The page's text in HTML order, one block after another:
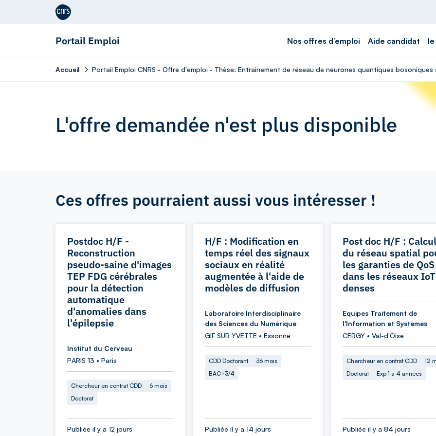
Aller au contenu
Portail Emploi Nos offres d’emploi Aide candidat
Accueil Portail Emploi CNRS - Offre d'emploi - Thèse: Entrainement de réseau de neurones quantiques
L'offre demandée n'est plus disponible
Ces offres pourraient aussi vous intéresser !
Postdoc H/F -
Reconstruction
pseudo-saine d'images
TEP FDG cérébrales
pour la détection
automatique
d'anomalies dans
l'épilepsie
Institut du Cerveau
PARIS 13 • Paris
Chercheur en contrat CDD
6 mois
Doctorat
Publiée il y a 12 jours
H/F : Modification en
temps réel des signaux
sociaux en réalité
augmentée à l'aide de
modèles de diffusion
Laboratoire Interdisciplinaire
des Sciences du Numérique
GIF SUR YVETTE • Essonne
CDD Doctorant
36 mois
BAC+3/4
Publiée il y a 14 jours
Post doc H/F : Calcul
du réseau spatial
les garanties de QoS
dans les réseaux IoT
denses
Equipes Traitement de
l'Information et Systèmes
CERGY • Val-d'Oise
Chercheur en contrat CDD
12
Doctorat
Exp 1 à 4 années
Publiée il y a 84 jours